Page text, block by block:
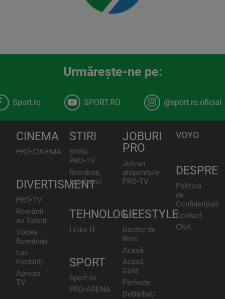
Urmăreşte-ne pe:
Sport.ro SPORT.RO @sport.ro.oficial
CINEMA
PRO•CINEMA
DIVERTISMENT
PRO•TV
Românii
au Talent
Vocea
României
Las
Fierbinți
Apropo
TV
STIRI
Știrile
PRO•TV
România,
te iubesc!
TEHNOLOGIE
I Like IT
SPORT
Sport.ro
PRO•ARENA
JOBURI
PRO
Job-uri
disponibile
PRO•TV
LIFESTYLE
Doctor de
Bine
Acasă
Acasă
Gold
Perfecte
DeBărbați
VOYO
DESPRE
Politica
de
Contact
CNA